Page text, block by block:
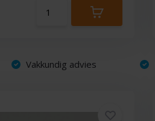
Vakkundig advies